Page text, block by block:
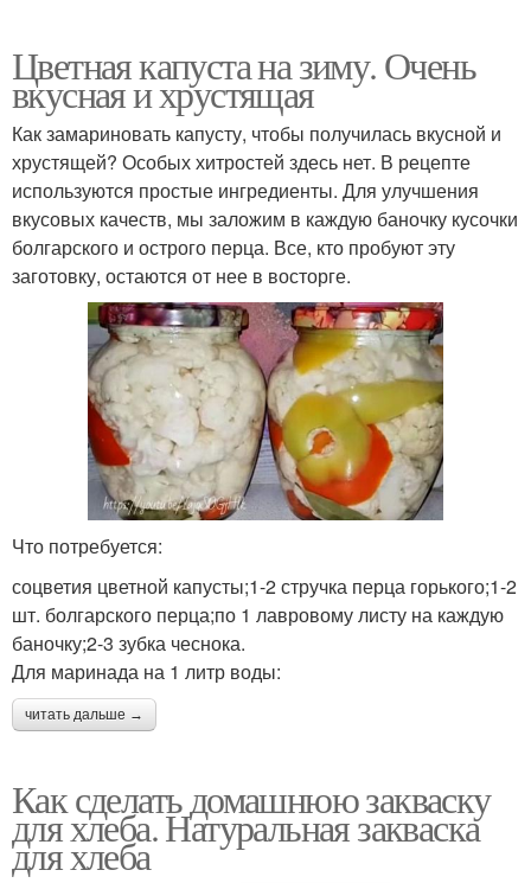
Цветная капуста на зиму. Очень
вкусная и хрустящая
Как замариновать капусту, чтобы получилась вкусной и
хрустящей? Особых хитростей здесь нет. В рецепте
используются простые ингредиенты. Для улучшения
вкусовых качеств, мы заложим в каждую баночку кусочки
болгарского и острого перца. Все, кто пробуют эту
заготовку, остаются от нее в восторге.
Что потребуется:
соцветия цветной капусты;1-2 стручка перца горького;1-2
шт. болгарского перца;по 1 лавровому листу на каждую
баночку;2-3 зубка чеснока.
Для маринада на 1 литр воды:
читать дальше →
Как сделать домашнюю закваску
для хлеба. Натуральная закваска
для хлеба